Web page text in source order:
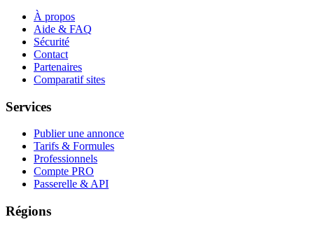
À propos
Aide & FAQ
Sécurité
Contact
Partenaires
Comparatif sites
Services
Publier une annonce
Tarifs & Formules
Professionnels
Compte PRO
Passerelle & API
Régions